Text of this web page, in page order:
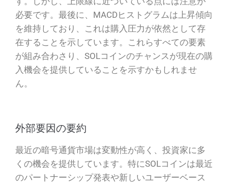
必要です。最後に、MACDヒストグラムは上昇傾向
を維持しており、これは購入圧力が依然として存
在することを示しています。これらすべての要素
が組み合わさり、SOLコインのチャンスが現在の購
入機会を提供していることを示すかもしれませ
ん。
外部要因の要約
最近の暗号通貨市場は変動性が高く、投資家に多
くの機会を提供しています。特にSOLコインは最近
のパートナーシップ発表や新しいユーザーベース